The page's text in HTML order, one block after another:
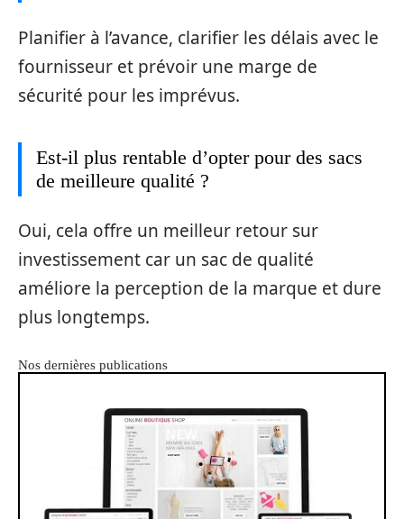
Planifier à l’avance, clarifier les délais avec le
fournisseur et prévoir une marge de
sécurité pour les imprévus.
Est-il plus rentable d’opter pour des sacs
de meilleure qualité ?
Oui, cela offre un meilleur retour sur
investissement car un sac de qualité
améliore la perception de la marque et dure
plus longtemps.
Nos dernières publications